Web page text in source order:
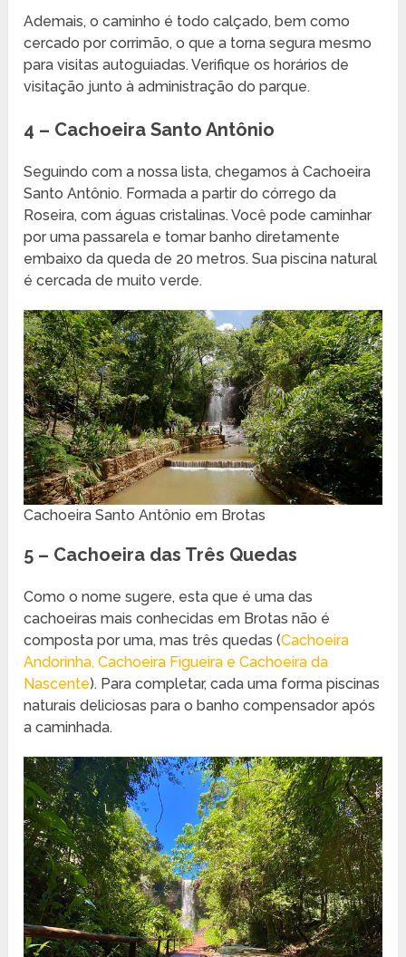
Ademais, o caminho é todo calçado, bem como
cercado por corrimão, o que a torna segura mesmo
para visitas autoguiadas. Verifique os horários de
visitação junto à administração do parque.
4 – Cachoeira Santo Antônio
Seguindo com a nossa lista, chegamos à Cachoeira
Santo Antônio. Formada a partir do córrego da
Roseira, com águas cristalinas. Você pode caminhar
por uma passarela e tomar banho diretamente
embaixo da queda de 20 metros. Sua piscina natural
é cercada de muito verde.
Cachoeira Santo Antônio em Brotas
5 – Cachoeira das Três Quedas
Como o nome sugere, esta que é uma das
cachoeiras mais conhecidas em Brotas não é
composta por uma, mas três quedas (Cachoeira
Andorinha, Cachoeira Figueira e Cachoeira da
Nascente). Para completar, cada uma forma piscinas
naturais deliciosas para o banho compensador após
a caminhada.